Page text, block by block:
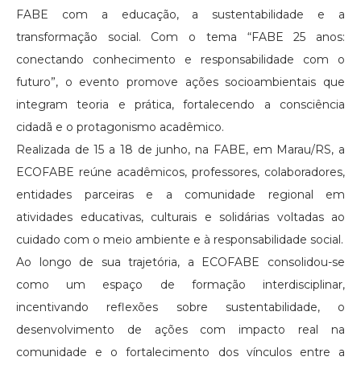
FABE com a educação, a sustentabilidade e a
transformação social. Com o tema “FABE 25 anos:
conectando conhecimento e responsabilidade com o
futuro”, o evento promove ações socioambientais que
integram teoria e prática, fortalecendo a consciência
cidadã e o protagonismo acadêmico.
Realizada de 15 a 18 de junho, na FABE, em Marau/RS, a
ECOFABE reúne acadêmicos, professores, colaboradores,
entidades parceiras e a comunidade regional em
atividades educativas, culturais e solidárias voltadas ao
cuidado com o meio ambiente e à responsabilidade social.
Ao longo de sua trajetória, a ECOFABE consolidou-se
como um espaço de formação interdisciplinar,
incentivando reflexões sobre sustentabilidade, o
desenvolvimento de ações com impacto real na
comunidade e o fortalecimento dos vínculos entre a